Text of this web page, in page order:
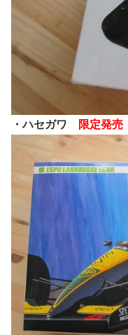
・ハセガワ 限定発売